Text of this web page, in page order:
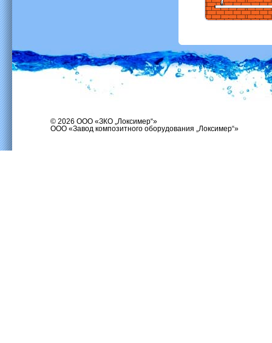
© 2026 ООО «ЗКО „Локсимер“»
ООО «Завод композитного оборудования „Локсимер“»